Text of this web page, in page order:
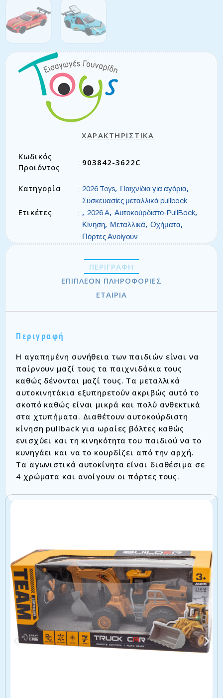
ΧΑΡΑΚΤΗΡΙΣΤΙΚΑ
Κωδικός
Προϊόντος
: 903842-3622C
Κατηγορία : 2026 Toys, Παιχνίδια για αγόρια,
Συσκευασίες μεταλλικά pullback
Ετικέτες : , 2026 A, Αυτοκούρδιστο-PullBack,
Κίνηση, Μεταλλικά, Οχήματα,
Πόρτες Ανοίγουν
ΠΕΡΙΓΡΑΦΉ
ΕΠΙΠΛΈΟΝ ΠΛΗΡΟΦΟΡΊΕΣ
ΕΤΑΙΡΊΑ
Περιγραφή
Η αγαπημένη συνήθεια των παιδιών είναι να
παίρνουν μαζί τους τα παιχνιδάκια τους
καθώς δένονται μαζί τους. Τα μεταλλικά
αυτοκινητάκια εξυπηρετούν ακριβώς αυτό το
σκοπό καθώς είναι μικρά και πολύ ανθεκτικά
στα χτυπήματα. Διαθέτουν αυτοκούρδιστη
κίνηση pullback για ωραίες βόλτες καθώς
ενισχύει και τη κινηκότητα του παιδιού να το
κυνηγάει και να το κουρδίζει από την αρχή.
Τα αγωνιστικά αυτοκίνητα είναι διαθέσιμα σε
4 χρώματα και ανοίγουν οι πόρτες τους.